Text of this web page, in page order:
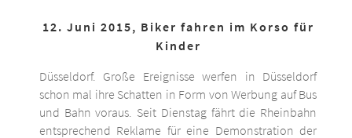
12. Juni 2015, Biker fahren im Korso für
Kinder
Düsseldorf. Große Ereignisse werfen in Düsseldorf
schon mal ihre Schatten in Form von Werbung auf Bus
und Bahn voraus. Seit Dienstag fährt die Rheinbahn
entsprechend Reklame für eine Demonstration der